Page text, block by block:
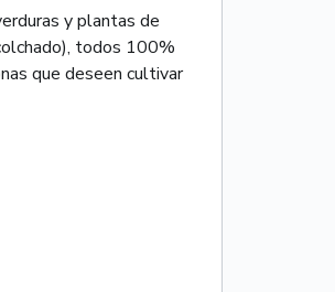
y plantas de
todos 100%
que deseen cultivar